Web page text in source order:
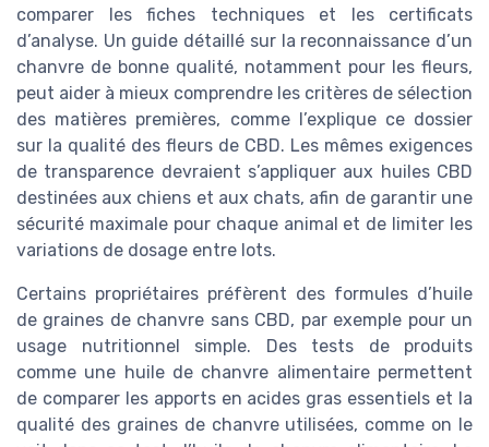
comparer les fiches techniques et les certificats
d’analyse. Un guide détaillé sur la reconnaissance d’un
chanvre de bonne qualité, notamment pour les fleurs,
peut aider à mieux comprendre les critères de sélection
des matières premières, comme l’explique ce dossier
sur la qualité des fleurs de CBD. Les mêmes exigences
de transparence devraient s’appliquer aux huiles CBD
destinées aux chiens et aux chats, afin de garantir une
sécurité maximale pour chaque animal et de limiter les
variations de dosage entre lots.
Certains propriétaires préfèrent des formules d’huile
de graines de chanvre sans CBD, par exemple pour un
usage nutritionnel simple. Des tests de produits
comme une huile de chanvre alimentaire permettent
de comparer les apports en acides gras essentiels et la
qualité des graines de chanvre utilisées, comme on le